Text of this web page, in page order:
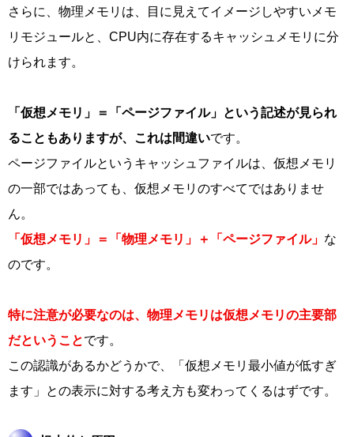
さらに、物理メモリは、目に見えてイメージしやすいメモ
リモジュールと、CPU内に存在するキャッシュメモリに分
けられます。
「仮想メモリ」＝「ページファイル」という記述が見られ
ることもありますが、これは間違いです。
ページファイルというキャッシュファイルは、仮想メモリ
の一部ではあっても、仮想メモリのすべてではありませ
ん。
「仮想メモリ」＝「物理メモリ」＋「ページファイル」 な
のです。
特に注意が必要なのは、物理メモリは仮想メモリの主要部
だということです。
この認識があるかどうかで、「仮想メモリ最小値が低すぎ
ます」との表示に対する考え方も変わってくるはずです。